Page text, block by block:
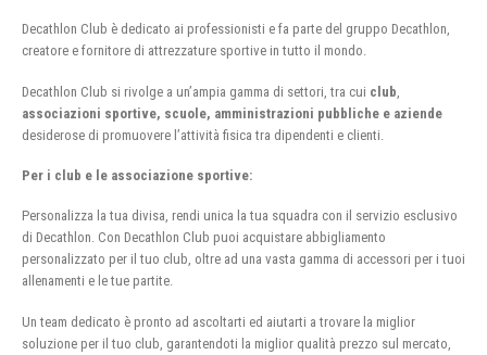
Decathlon Club è dedicato ai professionisti e fa parte del gruppo Decathlon,
creatore e fornitore di attrezzature sportive in tutto il mondo.
Decathlon Club si rivolge a un’ampia gamma di settori, tra cui club
associazioni sportive, scuole, amministrazioni pubbliche e aziende
desiderose di promuovere l’attività fisica tra dipendenti e clienti.
Per i club e le associazione sportive:
Personalizza la tua divisa, rendi unica la tua squadra con il servizio esclusivo
di Decathlon. Con Decathlon Club puoi acquistare abbigliamento
personalizzato per il tuo club, oltre ad una vasta gamma di accessori per i tuoi
allenamenti e le tue partite.
Un team dedicato è pronto ad ascoltarti ed aiutarti a trovare la miglior
soluzione per il tuo club, garantendoti la miglior qualità prezzo sul mercato,